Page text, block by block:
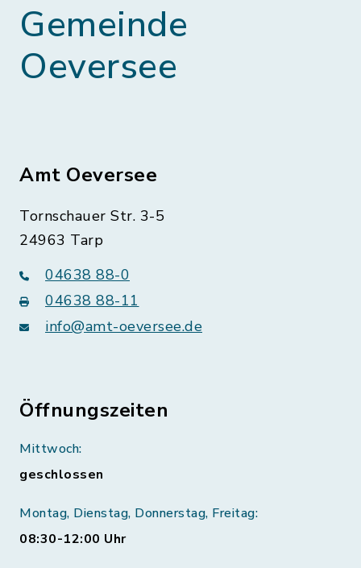
Gemeinde
Oeversee
Amt Oeversee
Tornschauer Str. 3-5
24963 Tarp
04638 88-0
04638 88-11
info@amt-oeversee.de
Öffnungszeiten
Mittwoch:
geschlossen
Montag, Dienstag, Donnerstag, Freitag:
08:30-12:00 Uhr